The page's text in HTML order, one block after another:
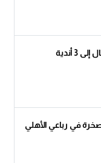
ربط بيزيرا بالانتقال إلى 3 أندية
في رباعي الأهلي